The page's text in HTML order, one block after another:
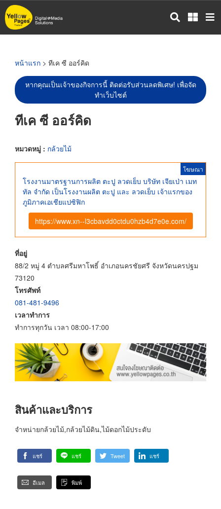
ข้าม
ไป
หน้าแรก > ทีเค ซี ออร์คิด
หากคุณเป็นเจ้าของกิจการนี้ ติดต่อรับส่วนลดพิเศษ! เพื่อจัด
ทำเว็บไซต์
ทีเค ซี ออร์คิด
หมวดหมู่ : กล้วยไม้
โฆษณา
โรงงานมาตรฐานการผลิต ตะปู ลวดเย็บ บริษัท เจียเป่า เมท
ทัล จำกัด เป็นโรงงานผลิต ตะปู และ ลวดเย็บ เจ้าแรกของ
ภูมิภาคเอเชียแปซิฟิก
https://www.xn--l3cbavdd0ctdu0hzb4d7e0e.com/
ที่อยู่
88/2 หมู่ 4 ตำบลศรีมหาโพธิ์ อำเภอนครชัยศรี จังหวัดนครปฐม
73120
โทรศัพท์
081-481-9496
เวลาทำการ
ทำการทุกวัน เวลา 08:00-17:00
สินค้าและบริการ
จำหน่ายกล้วยไม้,กล้วยไม้ดิน,ไม้ดอกไม้ประดับ
แชร์ แชร์ Tweet แชร์
อีเมล พิมพ์